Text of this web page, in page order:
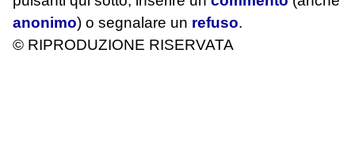
anonimo) o segnalare un refuso.
© RIPRODUZIONE RISERVATA